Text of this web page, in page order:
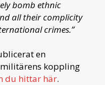
bomb ethnic
all their complicity
crimes.”
en
koppling
du hittar här.